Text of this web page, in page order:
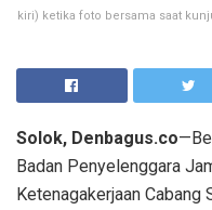
kiri) ketika foto bersama saat
Solok, Denbagus.co
Badan Penyelenggara
Ketenagakerjaan